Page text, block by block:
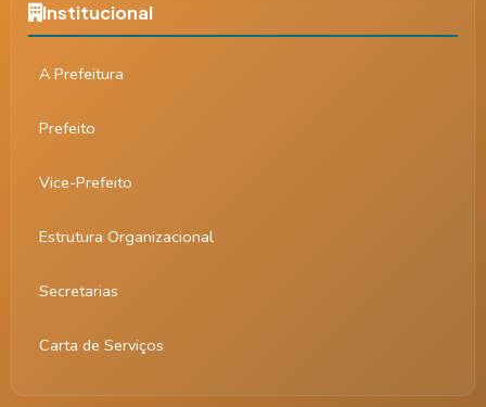
Institucional
A Prefeitura
Prefeito
Vice-Prefeito
Estrutura Organizacional
Secretarias
Carta de Serviços